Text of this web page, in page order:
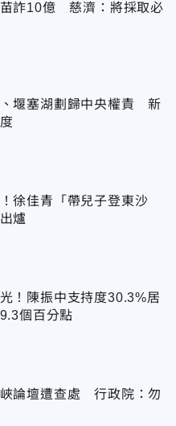
詐10億 慈濟：將採取必
堰塞湖劃歸中央權責 新
徐佳青「帶兒子登東沙
爐
！陳振中支持度30.3%居
個百分點
論壇遭查處 行政院：勿